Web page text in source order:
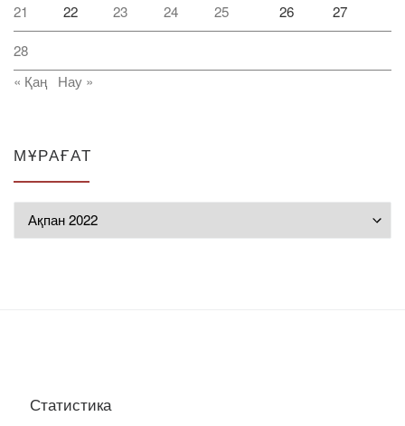
21 22 23 24 25 26 27
28
« Қаң
Нау »
МҰРАҒАТ
Статистика